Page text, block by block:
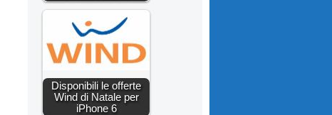
Disponibili le offerte
Wind di Natale per
iPhone 6